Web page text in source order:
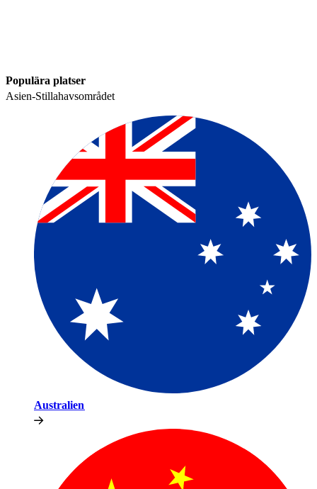
Populära platser​​
Asien-Stillahavsområdet​​
Australien​​